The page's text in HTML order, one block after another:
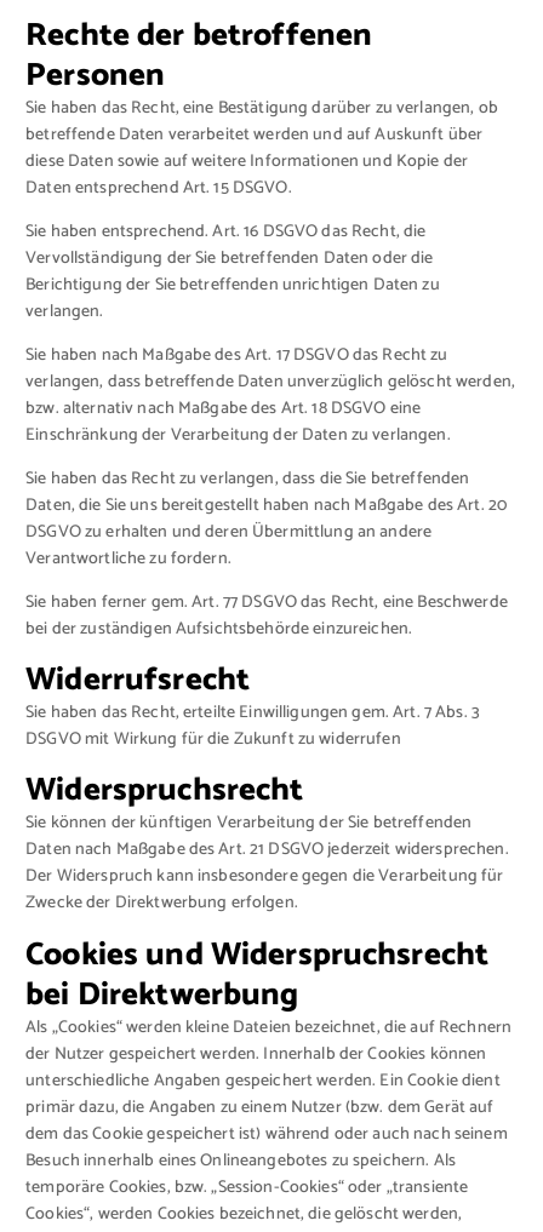
Rechte der betroffenen
Personen
Sie haben das Recht, eine Bestätigung darüber zu verlangen, ob
betreffende Daten verarbeitet werden und auf Auskunft über
diese Daten sowie auf weitere Informationen und Kopie der
Daten entsprechend Art. 15 DSGVO.
Sie haben entsprechend. Art. 16 DSGVO das Recht, die
Vervollständigung der Sie betreffenden Daten oder die
Berichtigung der Sie betreffenden unrichtigen Daten zu
verlangen.
Sie haben nach Maßgabe des Art. 17 DSGVO das Recht zu
verlangen, dass betreffende Daten unverzüglich gelöscht werden,
bzw. alternativ nach Maßgabe des Art. 18 DSGVO eine
Einschränkung der Verarbeitung der Daten zu verlangen.
Sie haben das Recht zu verlangen, dass die Sie betreffenden
Daten, die Sie uns bereitgestellt haben nach Maßgabe des Art. 20
DSGVO zu erhalten und deren Übermittlung an andere
Verantwortliche zu fordern.
Sie haben ferner gem. Art. 77 DSGVO das Recht, eine Beschwerde
bei der zuständigen Aufsichtsbehörde einzureichen.
Widerrufsrecht
Sie haben das Recht, erteilte Einwilligungen gem. Art. 7 Abs. 3
DSGVO mit Wirkung für die Zukunft zu widerrufen
Widerspruchsrecht
Sie können der künftigen Verarbeitung der Sie betreffenden
Daten nach Maßgabe des Art. 21 DSGVO jederzeit widersprechen.
Der Widerspruch kann insbesondere gegen die Verarbeitung für
Zwecke der Direktwerbung erfolgen.
Cookies und Widerspruchsrecht
bei Direktwerbung
Als „Cookies“ werden kleine Dateien bezeichnet, die auf Rechnern
der Nutzer gespeichert werden. Innerhalb der Cookies können
unterschiedliche Angaben gespeichert werden. Ein Cookie dient
primär dazu, die Angaben zu einem Nutzer (bzw. dem Gerät auf
dem das Cookie gespeichert ist) während oder auch nach seinem
Besuch innerhalb eines Onlineangebotes zu speichern. Als
temporäre Cookies, bzw. „Session-Cookies“ oder „transiente
Cookies“, werden Cookies bezeichnet, die gelöscht werden,